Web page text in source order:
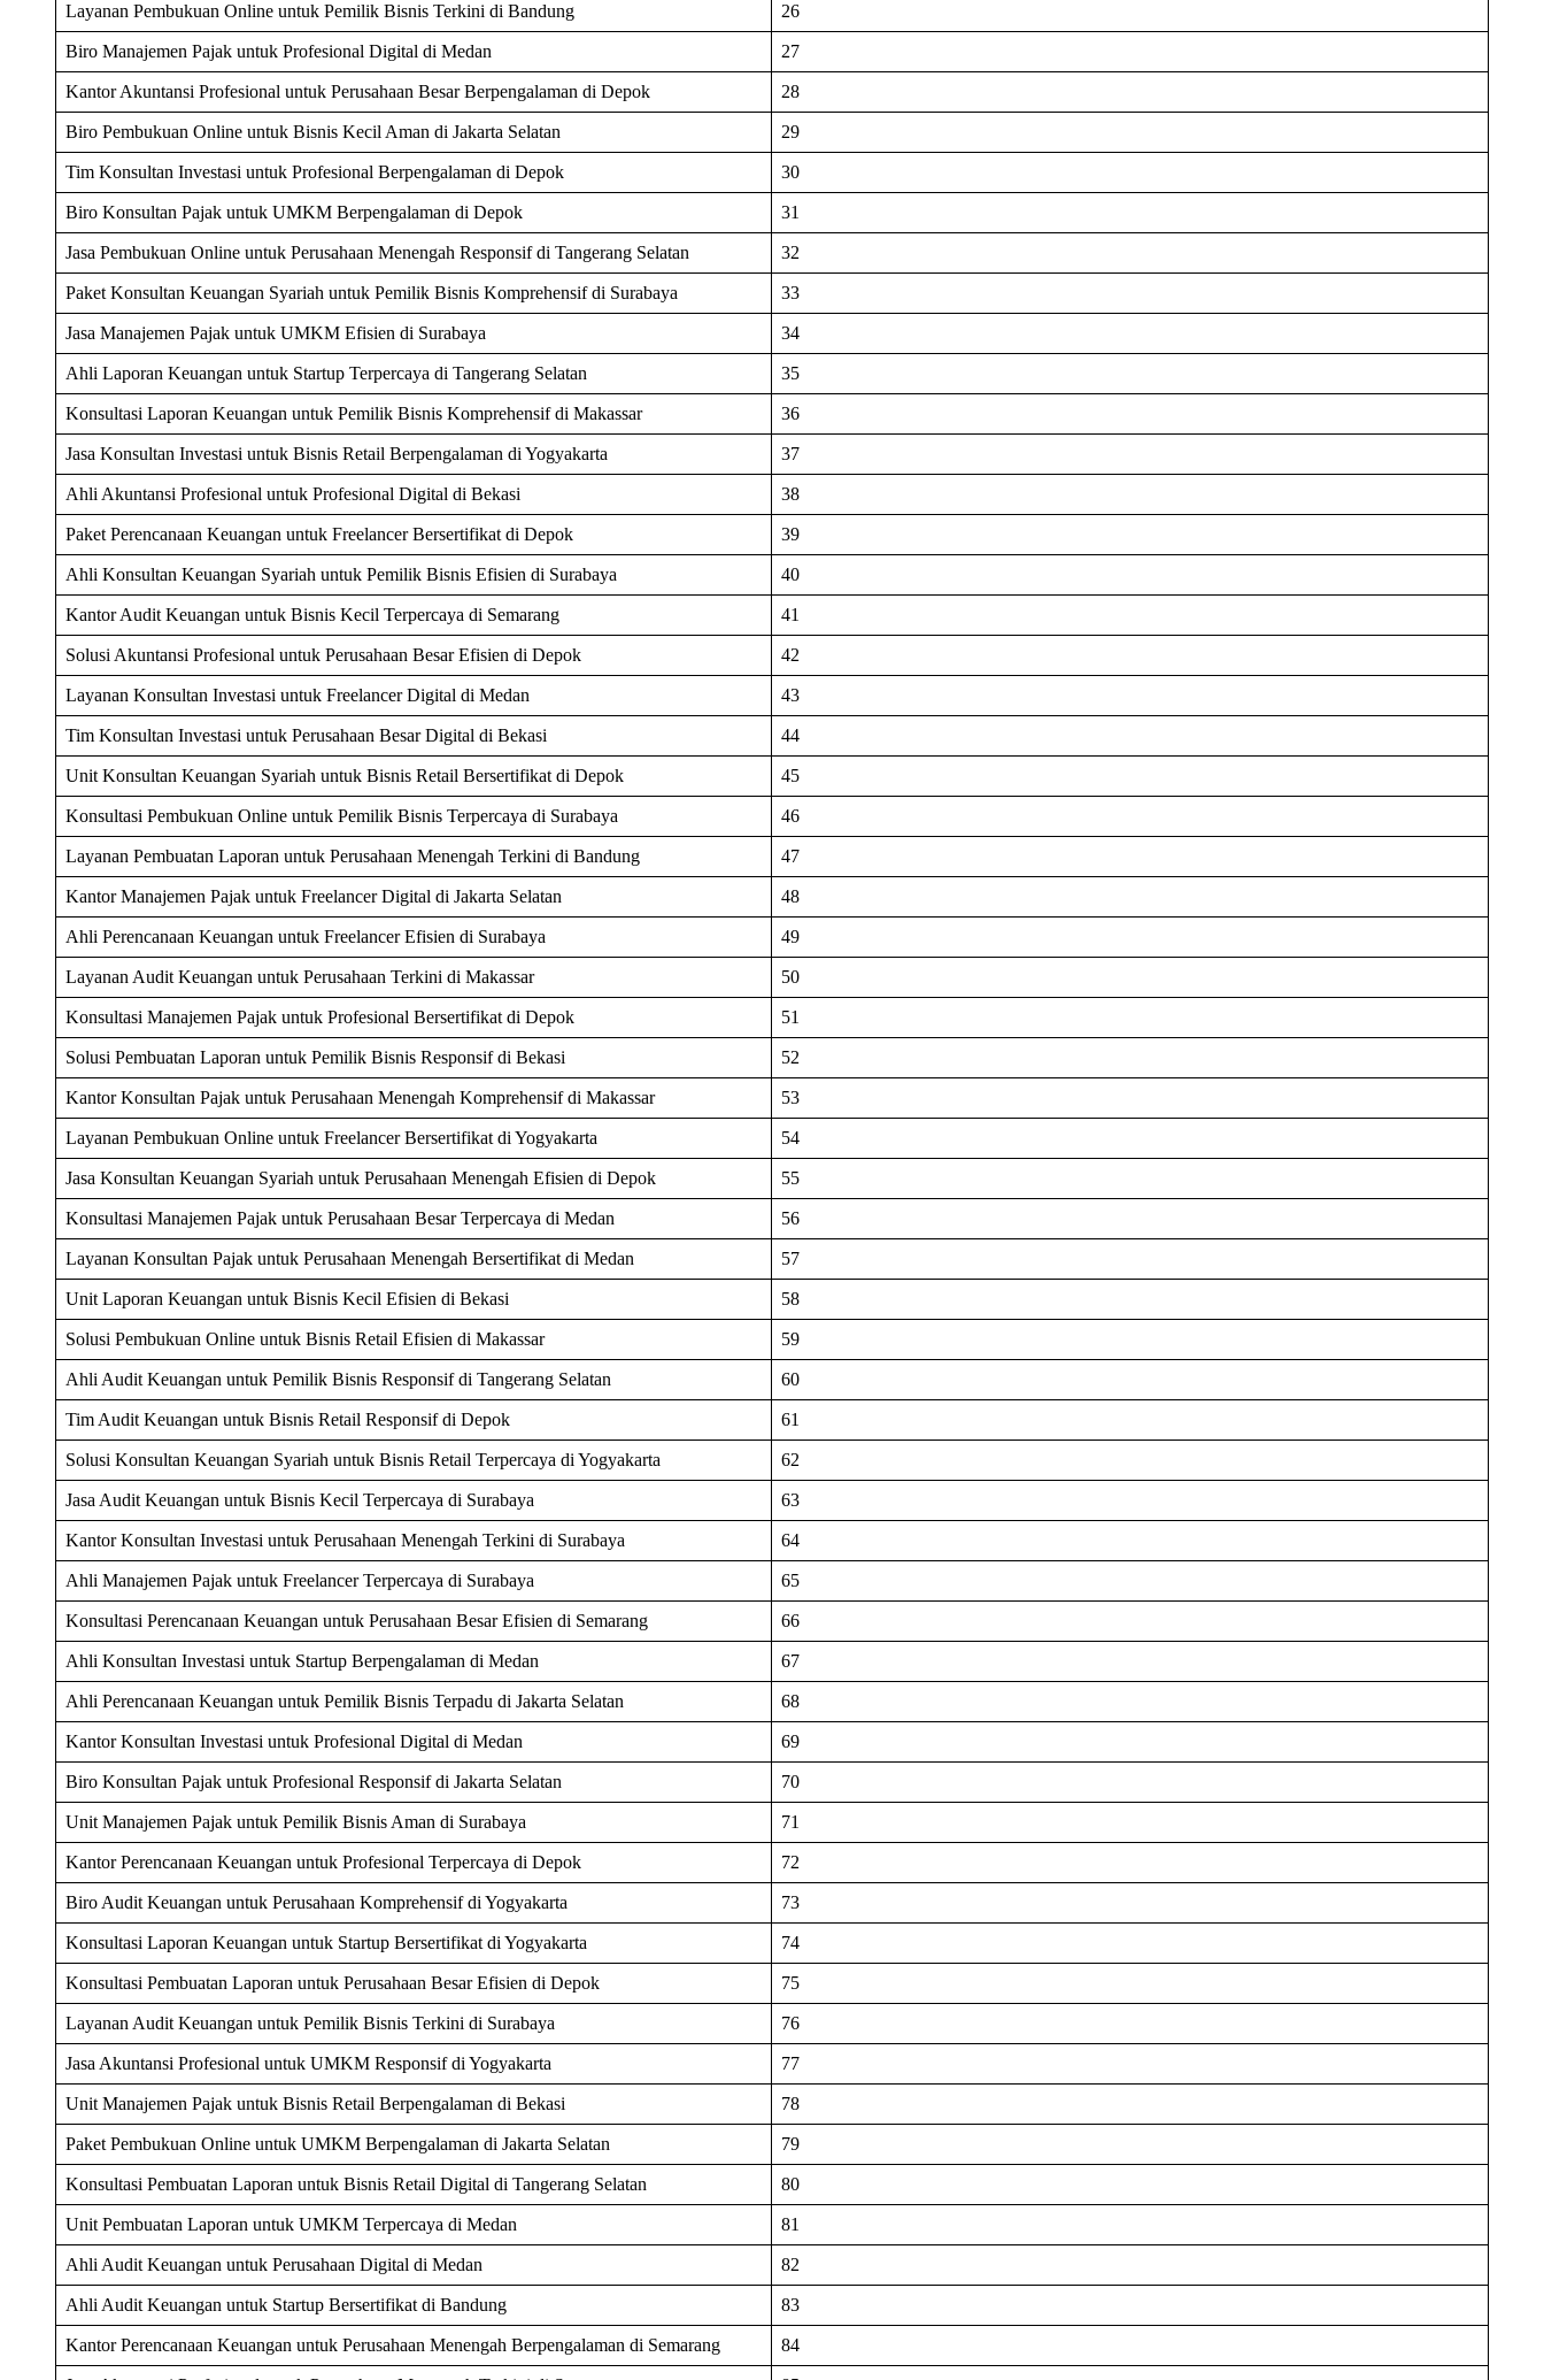
Layanan Pembukuan Online untuk Pemilik Bisnis Terkini di Bandung 26
Biro Manajemen Pajak untuk Profesional Digital di Medan 27
Kantor Akuntansi Profesional untuk Perusahaan Besar Berpengalaman di Depok 28
Biro Pembukuan Online untuk Bisnis Kecil Aman di Jakarta Selatan 29
Tim Konsultan Investasi untuk Profesional Berpengalaman di Depok 30
Biro Konsultan Pajak untuk UMKM Berpengalaman di Depok 31
Jasa Pembukuan Online untuk Perusahaan Menengah Responsif di Tangerang Selatan 32
Paket Konsultan Keuangan Syariah untuk Pemilik Bisnis Komprehensif di Surabaya 33
Jasa Manajemen Pajak untuk UMKM Efisien di Surabaya 34
Ahli Laporan Keuangan untuk Startup Terpercaya di Tangerang Selatan 35
Konsultasi Laporan Keuangan untuk Pemilik Bisnis Komprehensif di Makassar 36
Jasa Konsultan Investasi untuk Bisnis Retail Berpengalaman di Yogyakarta 37
Ahli Akuntansi Profesional untuk Profesional Digital di Bekasi 38
Paket Perencanaan Keuangan untuk Freelancer Bersertifikat di Depok 39
Ahli Konsultan Keuangan Syariah untuk Pemilik Bisnis Efisien di Surabaya 40
Kantor Audit Keuangan untuk Bisnis Kecil Terpercaya di Semarang 41
Solusi Akuntansi Profesional untuk Perusahaan Besar Efisien di Depok 42
Layanan Konsultan Investasi untuk Freelancer Digital di Medan 43
Tim Konsultan Investasi untuk Perusahaan Besar Digital di Bekasi 44
Unit Konsultan Keuangan Syariah untuk Bisnis Retail Bersertifikat di Depok 45
Konsultasi Pembukuan Online untuk Pemilik Bisnis Terpercaya di Surabaya 46
Layanan Pembuatan Laporan untuk Perusahaan Menengah Terkini di Bandung 47
Kantor Manajemen Pajak untuk Freelancer Digital di Jakarta Selatan 48
Ahli Perencanaan Keuangan untuk Freelancer Efisien di Surabaya 49
Layanan Audit Keuangan untuk Perusahaan Terkini di Makassar 50
Konsultasi Manajemen Pajak untuk Profesional Bersertifikat di Depok 51
Solusi Pembuatan Laporan untuk Pemilik Bisnis Responsif di Bekasi 52
Kantor Konsultan Pajak untuk Perusahaan Menengah Komprehensif di Makassar 53
Layanan Pembukuan Online untuk Freelancer Bersertifikat di Yogyakarta 54
Jasa Konsultan Keuangan Syariah untuk Perusahaan Menengah Efisien di Depok 55
Konsultasi Manajemen Pajak untuk Perusahaan Besar Terpercaya di Medan 56
Layanan Konsultan Pajak untuk Perusahaan Menengah Bersertifikat di Medan 57
Unit Laporan Keuangan untuk Bisnis Kecil Efisien di Bekasi 58
Solusi Pembukuan Online untuk Bisnis Retail Efisien di Makassar 59
Ahli Audit Keuangan untuk Pemilik Bisnis Responsif di Tangerang Selatan 60
Tim Audit Keuangan untuk Bisnis Retail Responsif di Depok 61
Solusi Konsultan Keuangan Syariah untuk Bisnis Retail Terpercaya di Yogyakarta 62
Jasa Audit Keuangan untuk Bisnis Kecil Terpercaya di Surabaya 63
Kantor Konsultan Investasi untuk Perusahaan Menengah Terkini di Surabaya 64
Ahli Manajemen Pajak untuk Freelancer Terpercaya di Surabaya 65
Konsultasi Perencanaan Keuangan untuk Perusahaan Besar Efisien di Semarang 66
Ahli Konsultan Investasi untuk Startup Berpengalaman di Medan 67
Ahli Perencanaan Keuangan untuk Pemilik Bisnis Terpadu di Jakarta Selatan 68
Kantor Konsultan Investasi untuk Profesional Digital di Medan 69
Biro Konsultan Pajak untuk Profesional Responsif di Jakarta Selatan 70
Unit Manajemen Pajak untuk Pemilik Bisnis Aman di Surabaya 71
Kantor Perencanaan Keuangan untuk Profesional Terpercaya di Depok 72
Biro Audit Keuangan untuk Perusahaan Komprehensif di Yogyakarta 73
Konsultasi Laporan Keuangan untuk Startup Bersertifikat di Yogyakarta 74
Konsultasi Pembuatan Laporan untuk Perusahaan Besar Efisien di Depok 75
Layanan Audit Keuangan untuk Pemilik Bisnis Terkini di Surabaya 76
Jasa Akuntansi Profesional untuk UMKM Responsif di Yogyakarta 77
Unit Manajemen Pajak untuk Bisnis Retail Berpengalaman di Bekasi 78
Paket Pembukuan Online untuk UMKM Berpengalaman di Jakarta Selatan 79
Konsultasi Pembuatan Laporan untuk Bisnis Retail Digital di Tangerang Selatan 80
Unit Pembuatan Laporan untuk UMKM Terpercaya di Medan 81
Ahli Audit Keuangan untuk Perusahaan Digital di Medan 82
Ahli Audit Keuangan untuk Startup Bersertifikat di Bandung 83
Kantor Perencanaan Keuangan untuk Perusahaan Menengah Berpengalaman di Semarang 84